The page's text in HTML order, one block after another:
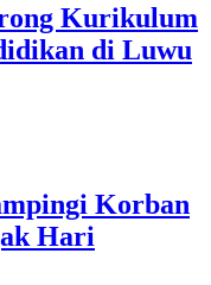
Kurikulum
di Luwu
Korban
Hari